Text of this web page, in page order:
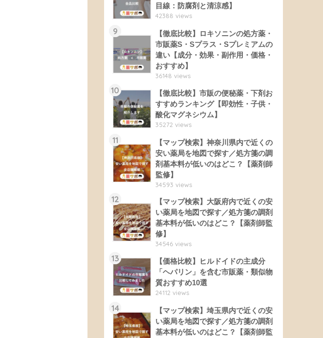
目線：防腐剤と清涼感】
42388 views
9
【徹底比較】ロキソニンの処方薬・
市販薬S・Sプラス・Sプレミアムの
違い【成分・効果・副作用・価格・
おすすめ】
36148 views
10
【徹底比較】市販の便秘薬・下剤お
すすめランキング【即効性・子供・
酸化マグネシウム】
35272 views
11
【マップ検索】神奈川県内で近くの
安い薬局を地図で探す／処方箋の調
剤基本料が低いのはどこ？【薬剤師
監修】
34593 views
12
【マップ検索】大阪府内で近くの安
い薬局を地図で探す／処方箋の調剤
基本料が低いのはどこ？【薬剤師監
修】
34546 views
13
【価格比較】ヒルドイドの主成分
「ヘパリン」を含む市販薬・類似物
質おすすめ10選
24112 views
14
【マップ検索】埼玉県内で近くの安
い薬局を地図で探す／処方箋の調剤
基本料が低いのはどこ？【薬剤師監